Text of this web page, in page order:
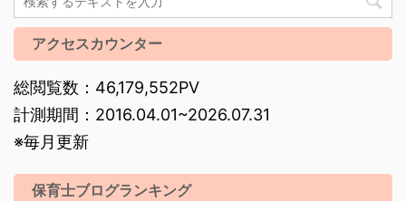
アクセスカウンター
総閲覧数：46,179,552PV
計測期間：2016.04.01~2026.07.31
※毎月更新
保育士ブログランキング